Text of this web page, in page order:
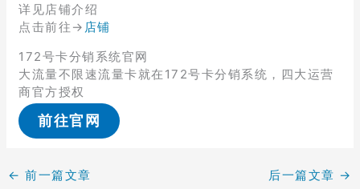
详见店铺介绍
点击前往→ 店铺
172号卡分销系统官网
大流量不限速流量卡就在172号卡分销系统，四大运营
商官方授权
前往官网
← 前一篇文章 后一篇文章 →